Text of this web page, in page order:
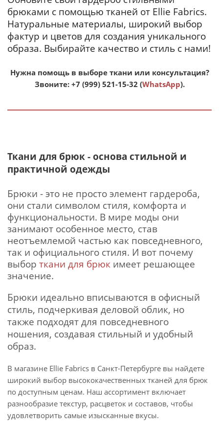
брюками с помощью тканей от Ellie Fabrics.
Натуральные материалы, широкий выбор
фактур и цветов для создания уникального
образа. Выбирайте качество и стиль с нами!
Нужна помощь в выборе ткани или консультация?
Звоните: +7 (999) 521-15-32 (WhatsApp).
Ткани для брюк - основа стильной и
практичной одежды
Брюки - это не просто элемент гардероба,
они стали символом стиля, комфорта и
функциональности. В мире моды они
занимают особенное место, став
неотъемлемой частью как повседневного,
так и официального стиля. И вот почему
выбор ткани для брюк имеет решающее
значение.
Брюки идеально вписываются в офисный
стиль, подчеркивая деловой облик, но
также подходят для повседневного
ношения, создавая стильный и удобный
образ.
В магазине Ellie Fabrics в Санкт-Петербурге вы найдете
широкий выбор высококачественных тканей для брюк
по доступным ценам. Наш ассортимент включает
разнообразие текстур, расцветок и составов, чтобы
удовлетворить самые изысканные вкусы.